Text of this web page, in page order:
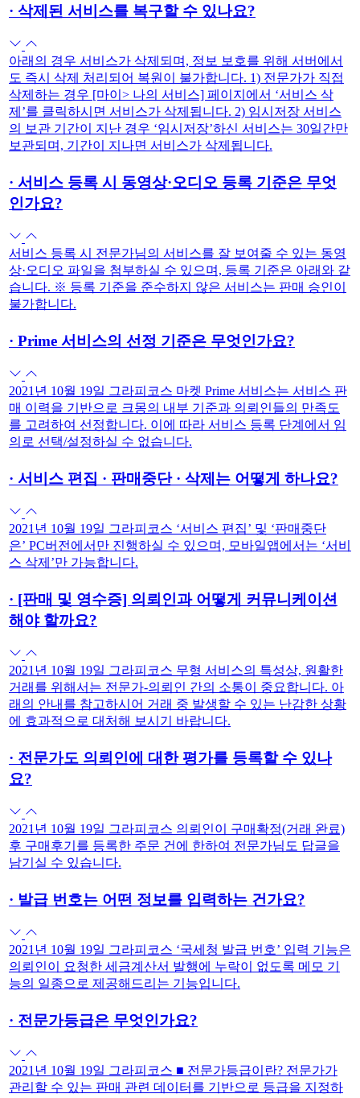
· 삭제된 서비스를 복구할 수 있나요?
아래의 경우 서비스가 삭제되며, 정보 보호를 위해 서버에서
도 즉시 삭제 처리되어 복원이 불가합니다. 1) 전문가가 직접
삭제하는 경우 [마이> 나의 서비스] 페이지에서 ‘서비스 삭
제’를 클릭하시면 서비스가 삭제됩니다. 2) 임시저장 서비스
의 보관 기간이 지난 경우 ‘임시저장’하신 서비스는 30일간만
보관되며, 기간이 지나면 서비스가 삭제됩니다.
· 서비스 등록 시 동영상·오디오 등록 기준은 무엇
인가요?
서비스 등록 시 전문가님의 서비스를 잘 보여줄 수 있는 동영
상·오디오 파일을 첨부하실 수 있으며, 등록 기준은 아래와 같
습니다. ※ 등록 기준을 준수하지 않은 서비스는 판매 승인이
불가합니다.
· Prime 서비스의 선정 기준은 무엇인가요?
2021년 10월 19일 그라피코스 마켓 Prime 서비스는 서비스 판
매 이력을 기반으로 크몽의 내부 기준과 의뢰인들의 만족도
를 고려하여 선정합니다. 이에 따라 서비스 등록 단계에서 임
의로 선택/설정하실 수 없습니다.
· 서비스 편집 · 판매중단 · 삭제는 어떻게 하나요?
2021년 10월 19일 그라피코스 ‘서비스 편집’ 및 ‘판매중단
은’ PC버전에서만 진행하실 수 있으며, 모바일앱에서는 ‘서비
스 삭제’만 가능합니다.
· [판매 및 영수증] 의뢰인과 어떻게 커뮤니케이션
해야 할까요?
2021년 10월 19일 그라피코스 무형 서비스의 특성상, 원활한
거래를 위해서는 전문가-의뢰인 간의 소통이 중요합니다. 아
래의 안내를 참고하시어 거래 중 발생할 수 있는 난감한 상황
에 효과적으로 대처해 보시기 바랍니다.
· 전문가도 의뢰인에 대한 평가를 등록할 수 있나
요?
2021년 10월 19일 그라피코스 의뢰인이 구매확정(거래 완료)
후 구매후기를 등록한 주문 건에 한하여 전문가님도 답글을
남기실 수 있습니다.
· 발급 번호는 어떤 정보를 입력하는 건가요?
2021년 10월 19일 그라피코스 ‘국세청 발급 번호’ 입력 기능은
의뢰인이 요청한 세금계산서 발행에 누락이 없도록 메모 기
능의 일종으로 제공해드리는 기능입니다.
· 전문가등급은 무엇인가요?
2021년 10월 19일 그라피코스 ■ 전문가등급이란? 전문가가
관리할 수 있는 판매 관련 데이터를 기반으로 등급을 지정하